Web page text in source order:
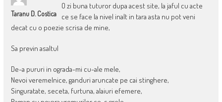
Taranu D. Costica
O zi buna tuturor dupa acest site, la jaful cu acte
ce se face la nivel inalt in tara asta nu pot veni
decat cu o poezie scrisa de mine,
Sa previn asaltul
De-a pururi in ograda-mi cu-ale mele,
Nevoi veremelnice, ganduri aruncate pe cai stinghere,
Singuratate, seceta, furtuna, alaiuri efemere,